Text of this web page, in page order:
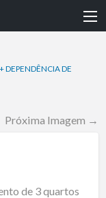
DEPENDÊNCIA DE
Próxima Imagem →
de 3 quartos